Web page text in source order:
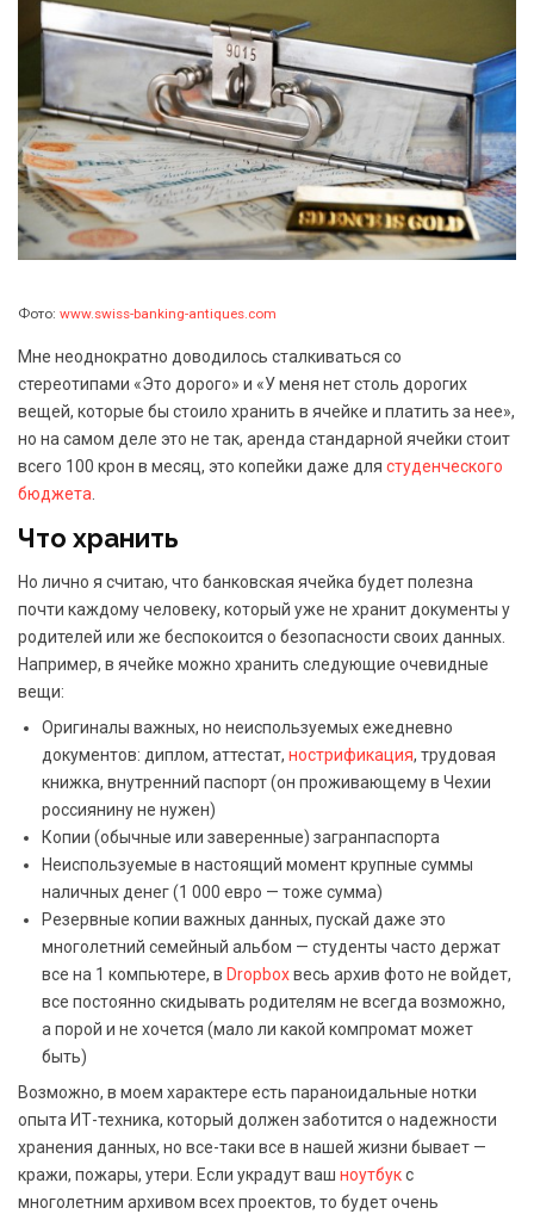
Фото: www.swiss-banking-antiques.com
Мне неоднократно доводилось сталкиваться со
стереотипами «Это дорого» и «У меня нет столь дорогих
вещей, которые бы стоило хранить в ячейке и платить за нее»,
но на самом деле это не так, аренда стандарной ячейки стоит
всего 100 крон в месяц, это копейки даже для студенческого
бюджета
Что хранить
Но лично я считаю, что банковская ячейка будет полезна
почти каждому человеку, который уже не хранит документы у
родителей или же беспокоится о безопасности своих данных.
Например, в ячейке можно хранить следующие очевидные
вещи:
Оригиналы важных, но неиспользуемых ежедневно
документов: диплом, аттестат, нострификация, трудовая
книжка, внутренний паспорт (он проживающему в Чехии
россиянину не нужен)
Копии (обычные или заверенные) загранпаспорта
Неиспользуемые в настоящий момент крупные суммы
наличных денег (1 000 евро — тоже сумма)
Резервные копии важных данных, пускай даже это
многолетний семейный альбом — студенты часто держат
все на 1 компьютере, в Dropboxвесь архив фото не войдет,
все постоянно скидывать родителям не всегда возможно,
а порой и не хочется (мало ли какой компромат может
быть)
Возможно, в моем характере есть параноидальные нотки
опыта ИТ-техника, который должен заботится о надежности
хранения данных, но все-таки все в нашей жизни бывает —
кражи, пожары, утери. Если украдут ваш ноутбукс
многолетним архивом всех проектов, то будет очень